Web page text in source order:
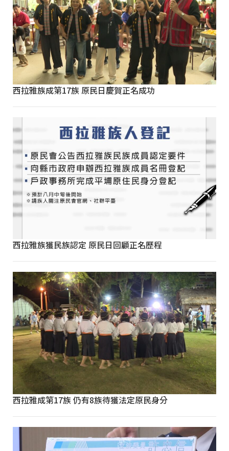
西拉雅族成第17族 原民日慶賀正名成功
西拉雅族獲民族認定 原民日回顧正名歷程
西拉雅成第17族 仍有8族待獲法定原民身分